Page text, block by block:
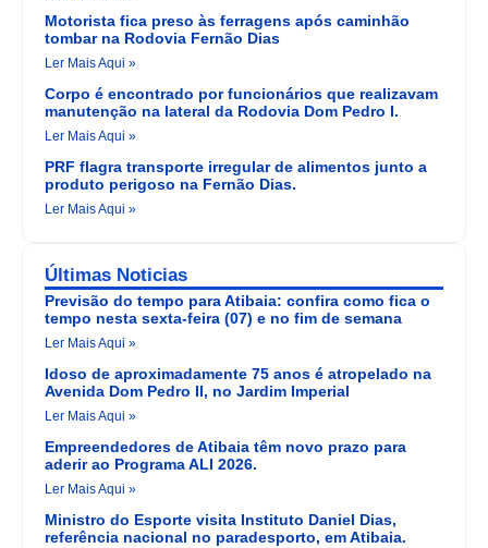
Motorista fica preso às ferragens após caminhão
tombar na Rodovia Fernão Dias
Ler Mais Aqui »
Corpo é encontrado por funcionários que realizavam
manutenção na lateral da Rodovia Dom Pedro I.
Ler Mais Aqui »
PRF flagra transporte irregular de alimentos junto a
produto perigoso na Fernão Dias.
Ler Mais Aqui »
Últimas Noticias
Previsão do tempo para Atibaia: confira como fica o
tempo nesta sexta-feira (07) e no fim de semana
Ler Mais Aqui »
Idoso de aproximadamente 75 anos é atropelado na
Avenida Dom Pedro II, no Jardim Imperial
Ler Mais Aqui »
Empreendedores de Atibaia têm novo prazo para
aderir ao Programa ALI 2026.
Ler Mais Aqui »
Ministro do Esporte visita Instituto Daniel Dias,
referência nacional no paradesporto, em Atibaia.